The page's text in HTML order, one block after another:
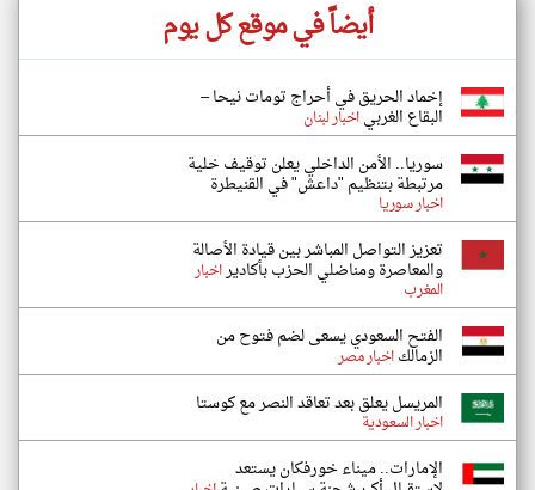
أيضاً في موقع كل يوم
إخماد الحريق في أحراج تومات نيحا –
البقاع الغربياخبار لبنان
سوريا.. الأمن الداخلي يعلن توقيف خلية
مرتبطة بتنظيم "داعش" في القنيطرة
اخبار سوريا
تعزيز التواصل المباشر بين قيادة الأصالة
والمعاصرة ومناضلي الحزب بأكاديراخبار
المغرب
الفتح السعودي يسعى لضم فتوح من
الزمالكاخبار مصر
المريسل يعلق بعد تعاقد النصر مع كوستا
اخبار السعودية
الإمارات.. ميناء خورفكان يستعد